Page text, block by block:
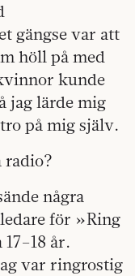
gängse var att
höll på med
kunde
jag lärde mig
på mig själv.
radio?
några
för »Ring
år.
var ringrostig